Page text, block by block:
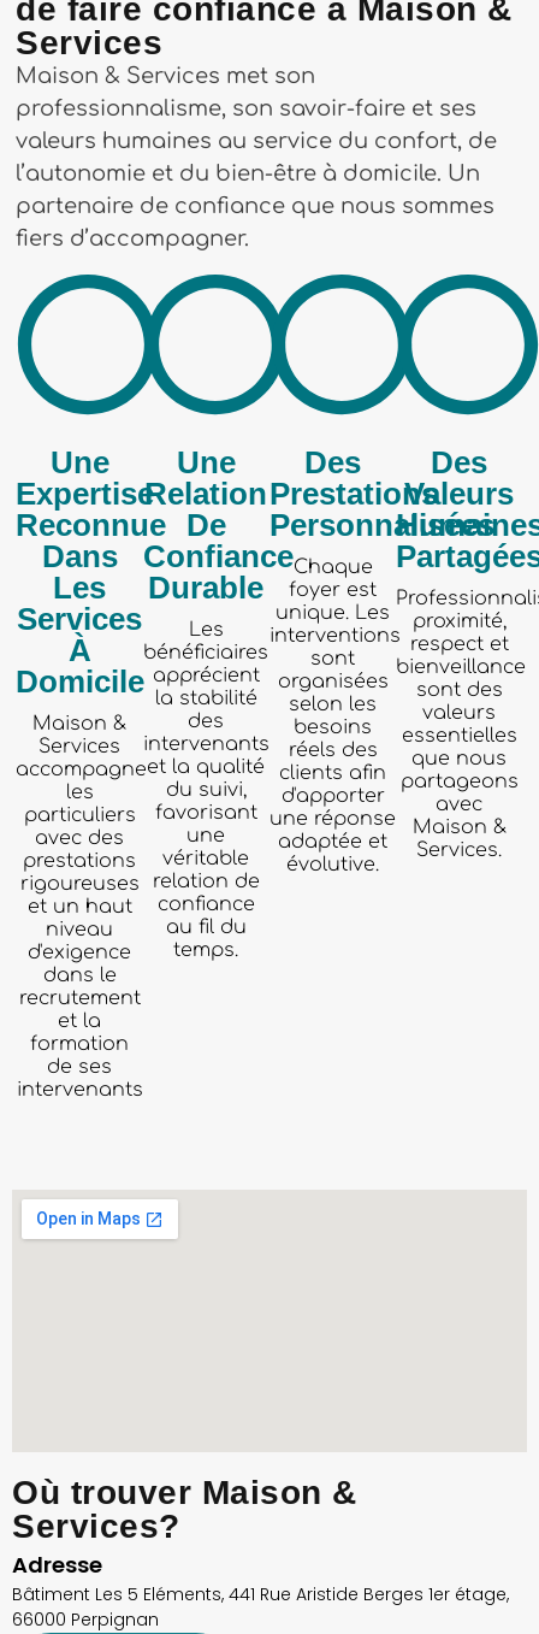
de faire confiance à Maison &
Services
Maison & Services met son
professionnalisme, son savoir-faire et ses
valeurs humaines au service du confort, de
l’autonomie et du bien-être à domicile. Un
partenaire de confiance que nous sommes
fiers d’accompagner.
Une
Expertise
Reconnue
Dans
Les
Services
À
Domicile
Maison &
Services
accompagne
les
particuliers
avec des
prestations
rigoureuses
et un haut
niveau
d'exigence
dans le
recrutement
et la
formation
de ses
intervenants
Une
Relation
De
Confiance
Durable
Les
bénéficiaires
apprécient
la stabilité
des
intervenants
et la qualité
du suivi,
favorisant
une
véritable
relation de
confiance
au fil du
temps.
Des
Prestations
Personnalisées
Chaque
foyer est
unique. Les
interventions
sont
organisées
selon les
besoins
réels des
clients afin
d'apporter
une réponse
adaptée et
évolutive.
Des
Valeurs
proximité,
respect et
bienveillance
sont des
valeurs
essentielles
que nous
partageons
avec
Maison &
Services.
Où trouver Maison &
Services?
Adresse
Bâtiment Les 5 Eléments, 441 Rue Aristide Berges 1er étage,
66000 Perpignan